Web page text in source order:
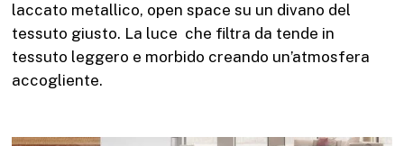
laccato metallico, open space su un divano del
tessuto giusto. La luce che filtra da tende in
tessuto leggero e morbido creando un’atmosfera
accogliente.